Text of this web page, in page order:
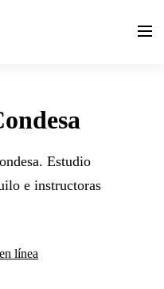
Estudio
e instructoras
línea